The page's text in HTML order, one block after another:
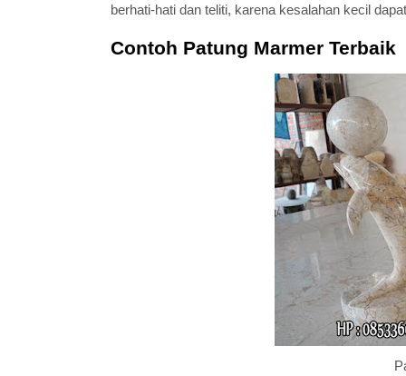
berhati-hati dan teliti, karena kesalahan kecil
Contoh Patung Marmer Terbaik